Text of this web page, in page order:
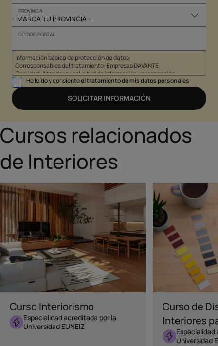
PROVINCIA
CÓDIGO POSTAL
Información básica de protección de datos:
Corresponsables del tratamiento: Empresas DAVANTE
Finalidad: Atender su solicitud de información y prospección
comercial
Derechos: Puede acceder, rectificar y suprimir sus datos, así como
otros derechos tal y como se explica en nuestrapolítica de
He leído y consientoel tratamiento de mis datos personales
SOLICITAR INFORMACIÓN
Cursos relacionados
de Interiores
INTERIORES
Curso Interiorismo
Especialidad acreditada por la
Universidad EUNEIZ
INTERIORES
Curso de
Interiores
Universidad